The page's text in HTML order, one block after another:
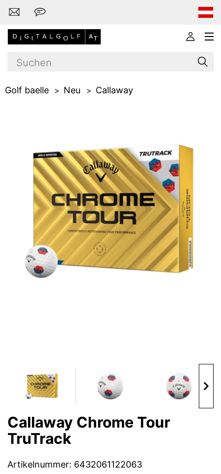
Golfschläger
Bekleidung
Handschuhe
Bags
Golf baelle Neu Callaway
Callaway Chrome Tour
TruTrack
Artikelnummer: 6432061122063